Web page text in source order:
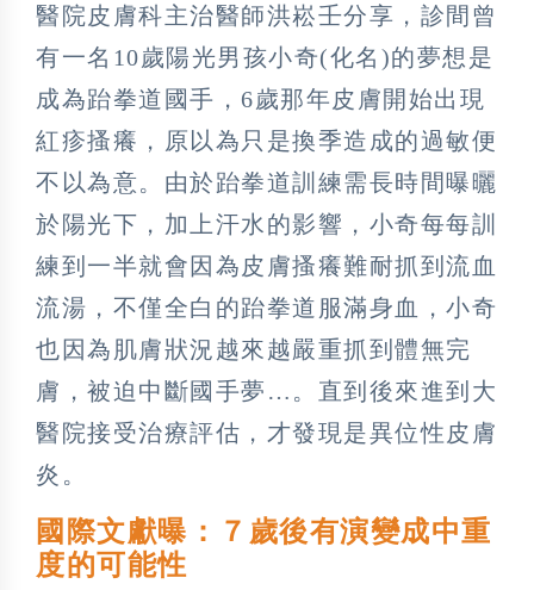
醫院皮膚科主治醫師洪崧壬分享，診間曾
有一名10歲陽光男孩小奇(化名)的夢想是
成為跆拳道國手，6歲那年皮膚開始出現
紅疹搔癢，原以為只是換季造成的過敏便
不以為意。由於跆拳道訓練需長時間曝曬
於陽光下，加上汗水的影響，小奇每每訓
練到一半就會因為皮膚搔癢難耐抓到流血
流湯，不僅全白的跆拳道服滿身血，小奇
也因為肌膚狀況越來越嚴重抓到體無完
膚，被迫中斷國手夢…。直到後來進到大
醫院接受治療評估，才發現是異位性皮膚
炎。
國際文獻曝：７歲後有演變成中重
度的可能性